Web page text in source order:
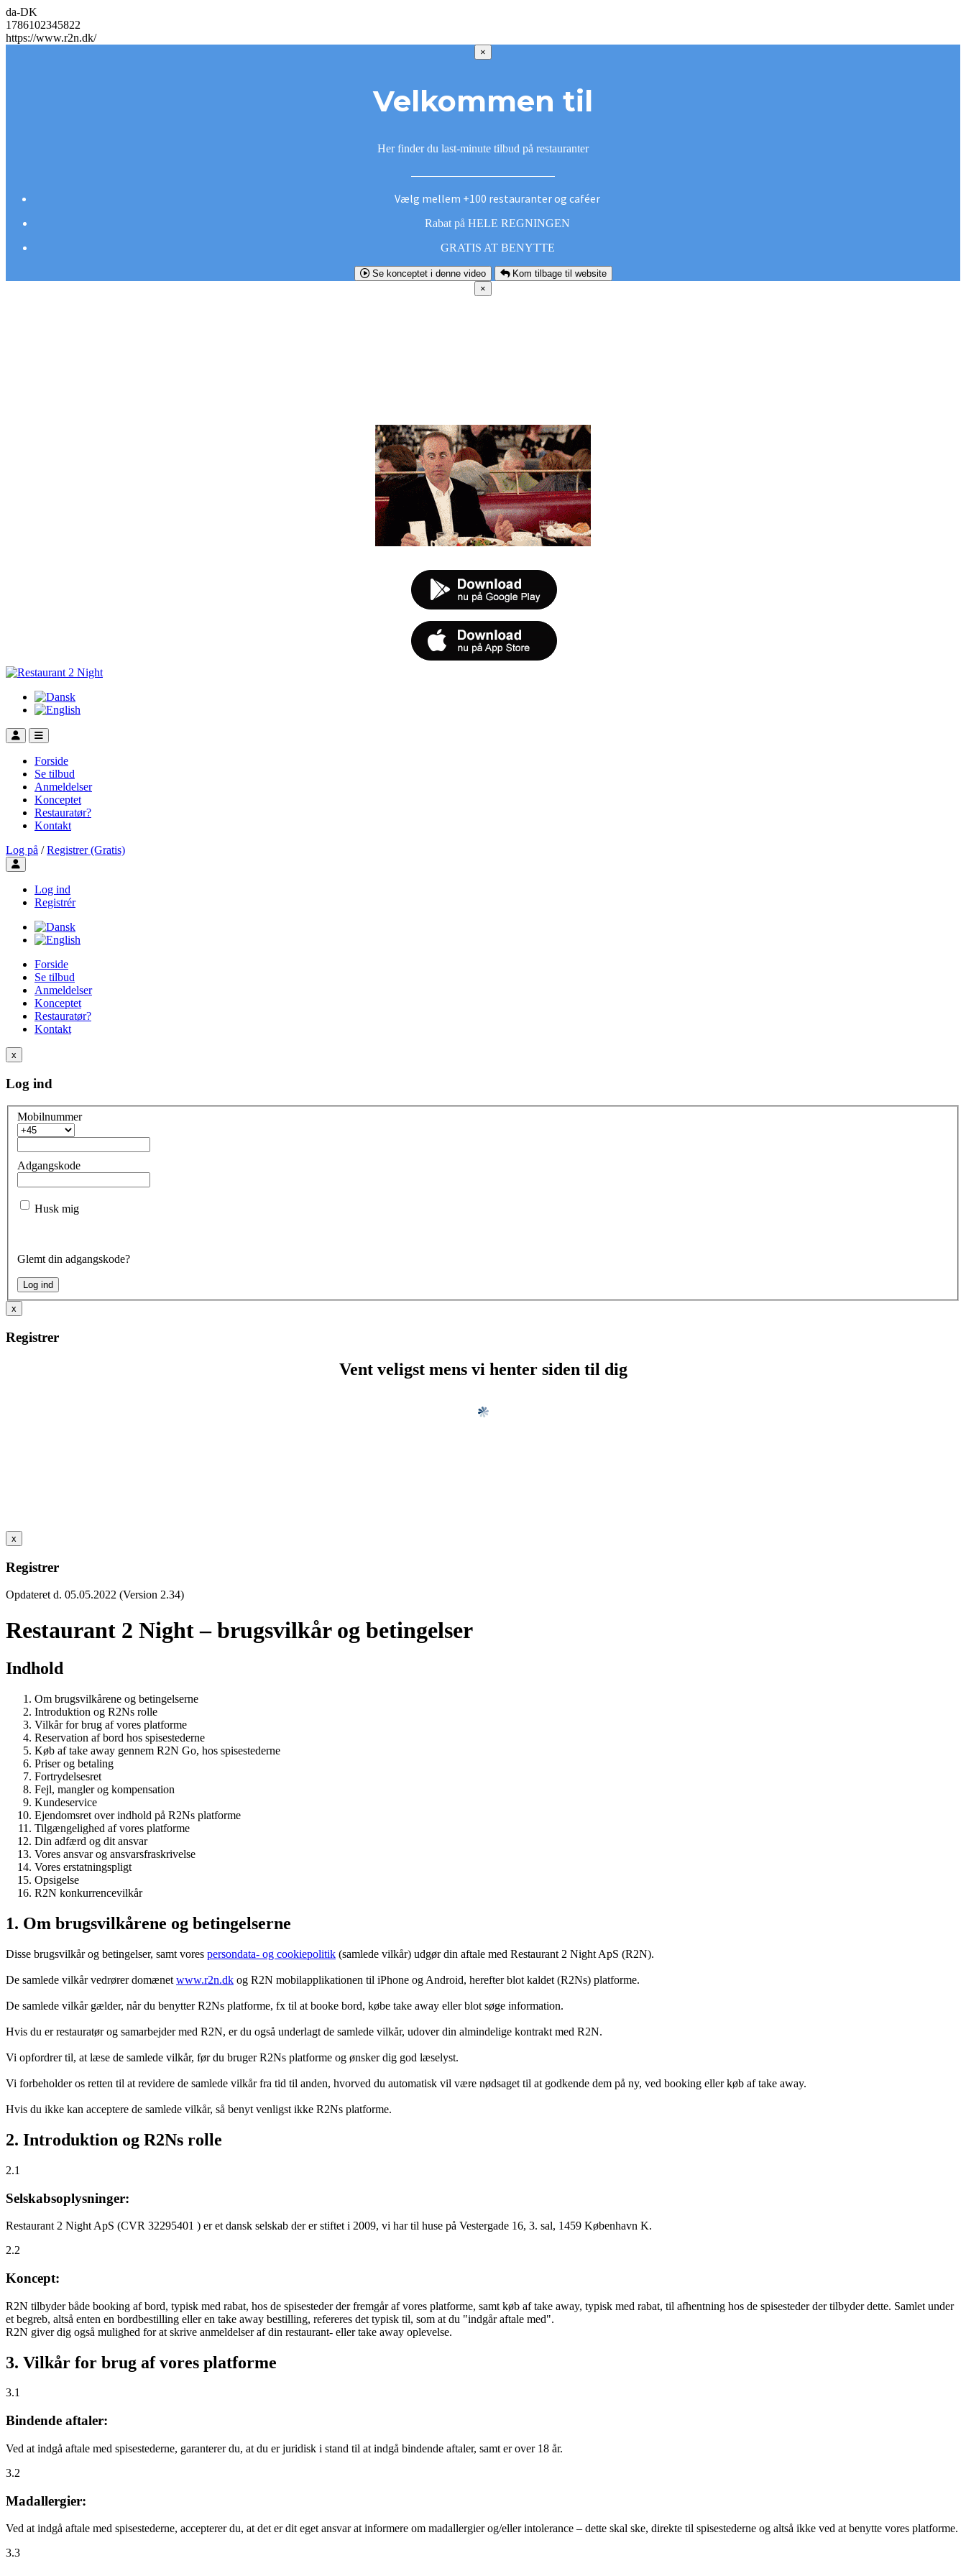
da-DK
1786102345822
https://www.r2n.dk/
×
Velkommen til
Her finder du last-minute tilbud på restauranter
Vælg mellem +100 restauranter og caféer
Rabat på HELE REGNINGEN
GRATIS AT BENYTTE
Se konceptet i denne video
Kom tilbage til website
×
Forside
Se tilbud
Anmeldelser
Konceptet
Restauratør?
Kontakt
Log på / Registrer (Gratis)
Toggle user menu
Log ind
Registrér
Forside
Se tilbud
Anmeldelser
Konceptet
Restauratør?
Kontakt
x
Log ind
Mobilnummer
Adgangskode
Husk mig
Glemt din adgangskode?
x
Registrer
Vent veligst mens vi henter siden til dig
x
Registrer
Opdateret d. 05.05.2022 (Version 2.34)
Restaurant 2 Night – brugsvilkår og betingelser
Indhold
Om brugsvilkårene og betingelserne
Introduktion og R2Ns rolle
Vilkår for brug af vores platforme
Reservation af bord hos spisestederne
Køb af take away gennem R2N Go, hos spisestederne
Priser og betaling
Fortrydelsesret
Fejl, mangler og kompensation
Kundeservice
Ejendomsret over indhold på R2Ns platforme
Tilgængelighed af vores platforme
Din adfærd og dit ansvar
Vores ansvar og ansvarsfraskrivelse
Vores erstatningspligt
Opsigelse
R2N konkurrencevilkår
1. Om brugsvilkårene og betingelserne
Disse brugsvilkår og betingelser, samt vores persondata- og cookiepolitik (samlede vilkår) udgør din aftale med Restaurant 2 Night ApS (R2N).
De samlede vilkår vedrører domænet www.r2n.dk og R2N mobilapplikationen til iPhone og Android, herefter blot kaldet (R2Ns) platforme.
De samlede vilkår gælder, når du benytter R2Ns platforme, fx til at booke bord, købe take away eller blot søge information.
Hvis du er restauratør og samarbejder med R2N, er du også underlagt de samlede vilkår, udover din almindelige kontrakt med R2N.
Vi opfordrer til, at læse de samlede vilkår, før du bruger R2Ns platforme og ønsker dig god læselyst.
Vi forbeholder os retten til at revidere de samlede vilkår fra tid til anden, hvorved du automatisk vil være nødsaget til at godkende dem på ny, ved booking eller køb af take away.
Hvis du ikke kan acceptere de samlede vilkår, så benyt venligst ikke R2Ns platforme.
2. Introduktion og R2Ns rolle
2.1
Selskabsoplysninger:
Restaurant 2 Night ApS (CVR 32295401 ) er et dansk selskab der er stiftet i 2009, vi har til huse på Vestergade 16, 3. sal, 1459 København K.
2.2
Koncept:
R2N tilbyder både booking af bord, typisk med rabat, hos de spisesteder der fremgår af vores platforme, samt køb af take away, typisk med rabat, til afhentning hos de spisesteder der tilbyder dette. Samlet under
et begreb, altså enten en bordbestilling eller en take away bestilling, refereres det typisk til, som at du "indgår aftale med".
R2N giver dig også mulighed for at skrive anmeldelser af din restaurant- eller take away oplevelse.
3. Vilkår for brug af vores platforme
3.1
Bindende aftaler:
Ved at indgå aftale med spisestederne, garanterer du, at du er juridisk i stand til at indgå bindende aftaler, samt er over 18 år.
3.2
Madallergier:
Ved at indgå aftale med spisestederne, accepterer du, at det er dit eget ansvar at informere om madallergier og/eller intolerance – dette skal ske, direkte til spisestederne og altså ikke ved at benytte vores platforme.
3.3